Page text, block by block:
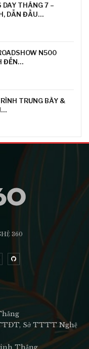
DAY THÁNG 7 –
DẪN ĐẦU…
N500
ĐẾN…
TRƯNG BÀY &
360
Sở TTTT Nghệ